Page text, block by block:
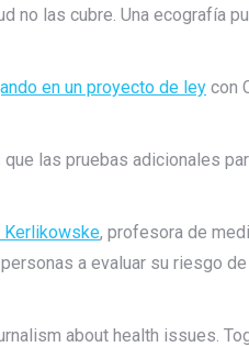
no las cubre. Una ecografía
en un proyecto de ley con
las pruebas adicionales
Kerlikowske, profesora de
a evaluar su riesgo
about health issues.